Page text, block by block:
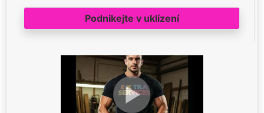
Podnikejte v uklízení